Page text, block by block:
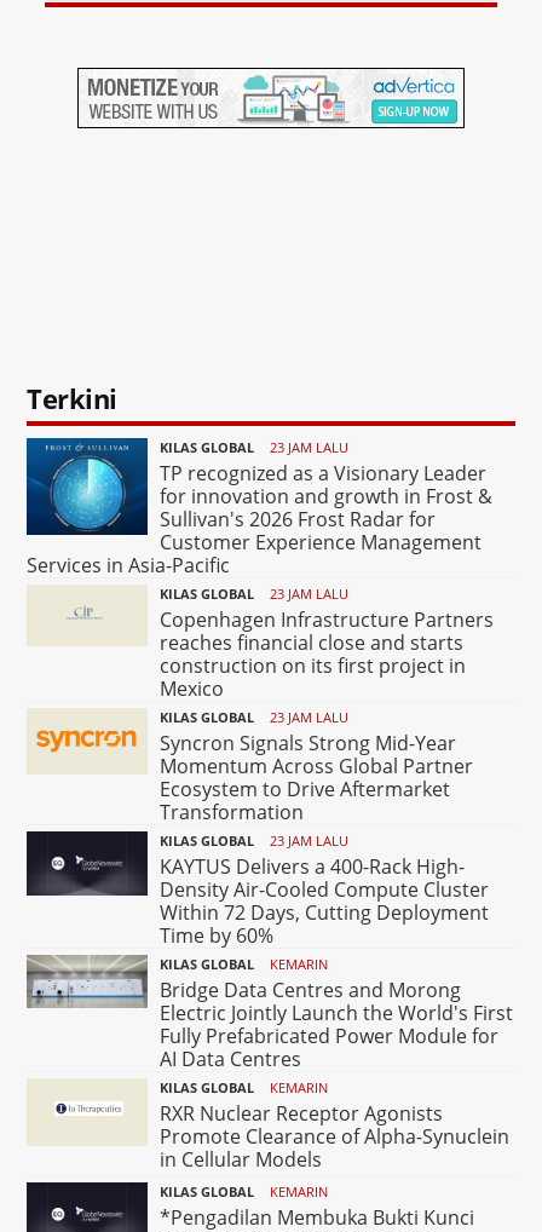
Terkini
KILAS GLOBAL 23 JAM LALU
TP recognized as a Visionary Leader
for innovation and growth in Frost &
Sullivan's 2026 Frost Radar for
Customer Experience Management
Services in Asia-Pacific
KILAS GLOBAL 23 JAM LALU
Copenhagen Infrastructure Partners
reaches financial close and starts
construction on its first project in
Mexico
KILAS GLOBAL 23 JAM LALU
Syncron Signals Strong Mid-Year
Momentum Across Global Partner
Ecosystem to Drive Aftermarket
Transformation
KILAS GLOBAL 23 JAM LALU
KAYTUS Delivers a 400-Rack High-
Density Air-Cooled Compute Cluster
Within 72 Days, Cutting Deployment
Time by 60%
KILAS GLOBAL KEMARIN
Bridge Data Centres and Morong
Electric Jointly Launch the World's First
Fully Prefabricated Power Module for
AI Data Centres
KILAS GLOBAL KEMARIN
RXR Nuclear Receptor Agonists
Promote Clearance of Alpha-Synuclein
in Cellular Models
KILAS GLOBAL KEMARIN
*Pengadilan Membuka Bukti Kunci